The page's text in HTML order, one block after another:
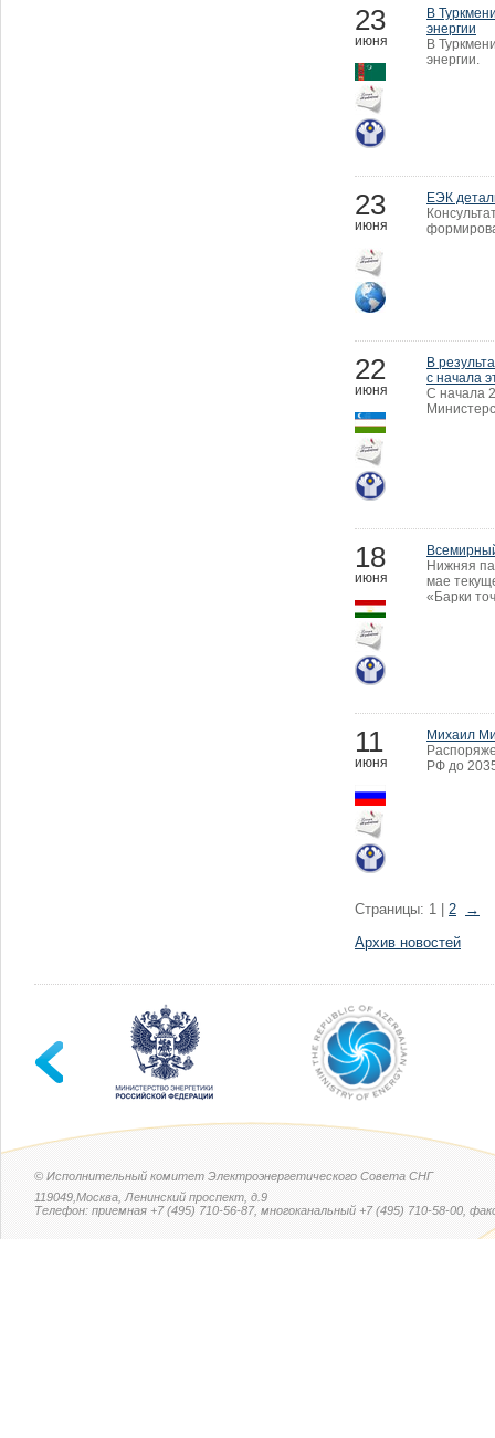
23
июня
В
энергии
В
энергии.
23
июня
ЕЭК
22
июня
В
с начала
C начала
18
июня
Нижняя
мае
«Барки
11
июня
Михаил
РФ до
Страницы: 1 | 2
→
Архив новостей
© Исполнительный комитет Электроэнергетического Совета СНГ
119049,Москва, Ленинский проспект, д.9
Телефон: приемная +7 (495) 710-56-87, многоканальный +7 (495) 710-58-00,